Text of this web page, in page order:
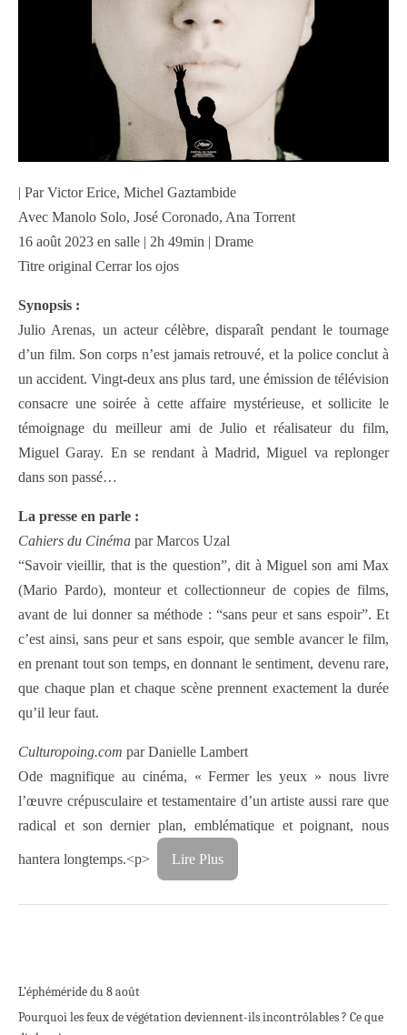
| Par Victor Erice, Michel Gaztambide
Avec Manolo Solo, José Coronado, Ana Torrent
16 août 2023 en salle | 2h 49min | Drame
Titre original Cerrar los ojos
Synopsis :
Julio Arenas, un acteur célèbre, disparaît pendant le tournage
d’un film. Son corps n’est jamais retrouvé, et la police conclut à
un accident. Vingt-deux ans plus tard, une émission de télévision
consacre une soirée à cette affaire mystérieuse, et sollicite le
témoignage du meilleur ami de Julio et réalisateur du film,
Miguel Garay. En se rendant à Madrid, Miguel va replonger
dans son passé…
La presse en parle :
Cahiers du Cinéma par Marcos Uzal
“Savoir vieillir, that is the question”, dit à Miguel son ami Max
(Mario Pardo), monteur et collectionneur de copies de films,
avant de lui donner sa méthode : “sans peur et sans espoir”. Et
c’est ainsi, sans peur et sans espoir, que semble avancer le film,
en prenant tout son temps, en donnant le sentiment, devenu rare,
que chaque plan et chaque scène prennent exactement la durée
qu’il leur faut.
Culturopoing.com par Danielle Lambert
Ode magnifique au cinéma, « Fermer les yeux » nous livre
l’œuvre crépusculaire et testamentaire d’un artiste aussi rare que
radical et son dernier plan, emblématique et poignant, nous
hantera longtemps.<p> Lire Plus
L’éphéméride du 8 août
Pourquoi les feux de végétation deviennent-ils incontrôlables ? Ce que